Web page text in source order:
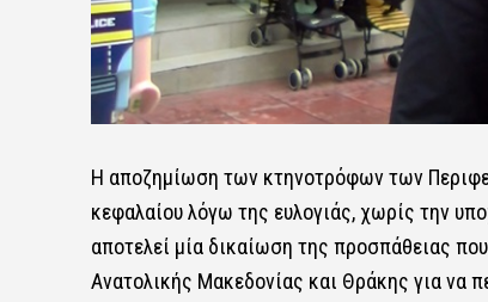
Η αποζημίωση των κτηνοτρόφων των
κεφαλαίου λόγω της ευλογιάς, χωρίς την
αποτελεί μία δικαίωση της προσπάθειας
Ανατολικής Μακεδονίας και Θράκης για να